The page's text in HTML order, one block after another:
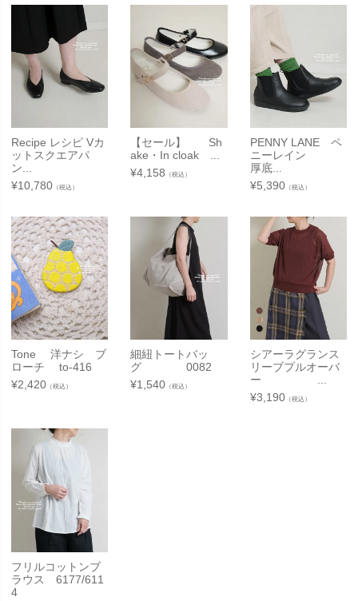
Recipe レシピ Vカ
ットスクエアパ
ン...
¥10,780 （税込）
【セール】 Sh
ake・In cloak ...
¥4,158 （税込）
PENNY LANE ペ
ニーレイン
厚底...
¥5,390（税込）
Tone 洋ナシ ブ
ローチ to-416
¥2,420 （税込）
細紐トートバッ
グ 0082
¥1,540 （税込）
シアーラグランス
リーブプルオーバ
ー ...
¥3,190（税込）
フリルコットンブ
ラウス 6177/611
4